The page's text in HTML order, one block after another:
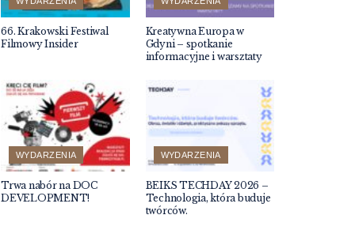
66. Krakowski Festiwal
Filmowy Insider
Kreatywna Europa w
Gdyni – spotkanie
informacyjne i warsztaty
WYDARZENIA
Trwa nabór na DOC
DEVELOPMENT!
WYDARZENIA
BEIKS TECHDAY 2026 –
Technologia, która buduje
twórców.